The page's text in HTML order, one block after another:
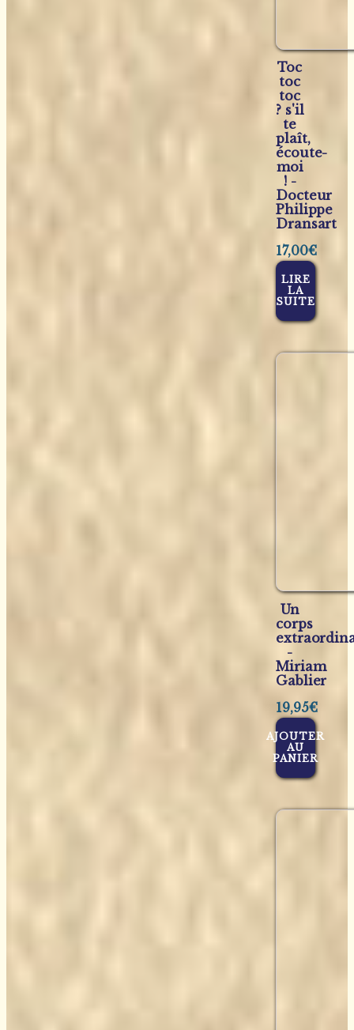
Toc
toc
toc
? s'il
te
plaît,
écoute-
moi
! -
Docteur
Philippe
Dransart
17,00€
LIRE
LA
SUITE
Un
corps
-
Miriam
Gablier
19,95€
AJOUTER
AU
PANIER